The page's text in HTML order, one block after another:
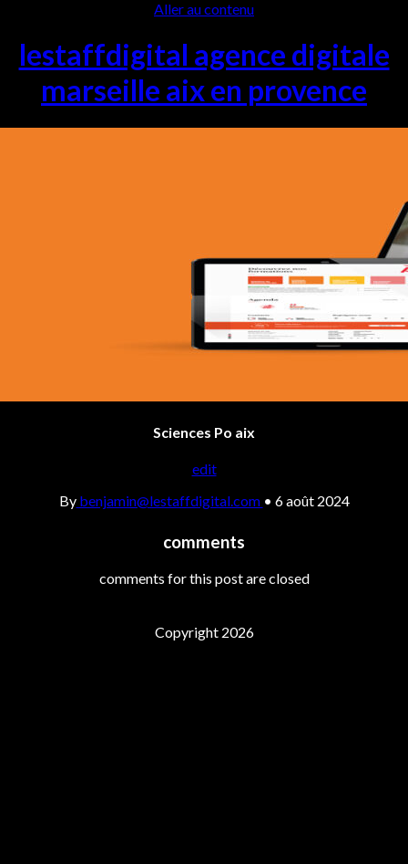
Aller au contenu
lestaffdigital agence digitale
marseille aix en provence
Sciences Po aix
edit
Bybenjamin@lestaffdigital.com • 6 août 2024
comments
comments for this post are closed
Copyright 2026